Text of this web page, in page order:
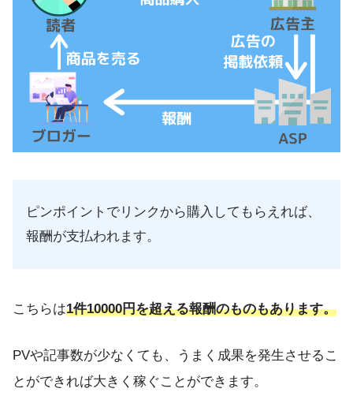
ピンポイントでリンクから購入してもらえれば、
報酬が支払われます。
こちらは1件10000円を超える報酬のものもあります。
PVや記事数が少なくても、うまく成果を発生させるこ
とができれば大きく稼ぐことができます。